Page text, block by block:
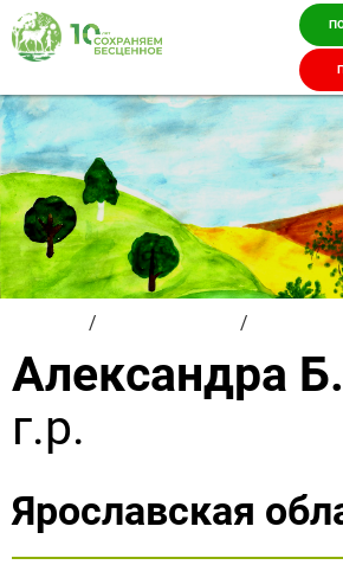
/ /
Александра
г.р.
Ярославская